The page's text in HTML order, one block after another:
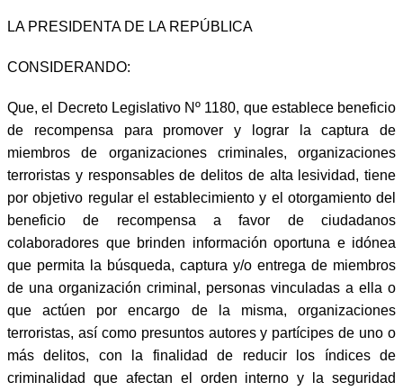
LA PRESIDENTA DE LA REPÚBLICA
CONSIDERANDO:
Que, el Decreto Legislativo Nº 1180, que establece beneficio
de recompensa para promover y lograr la captura de
miembros de organizaciones criminales, organizaciones
terroristas y responsables de delitos de alta lesividad, tiene
por objetivo regular el establecimiento y el otorgamiento del
beneficio de recompensa a favor de ciudadanos
colaboradores que brinden información oportuna e idónea
que permita la búsqueda, captura y/o entrega de miembros
de una organización criminal, personas vinculadas a ella o
que actúen por encargo de la misma, organizaciones
terroristas, así como presuntos autores y partícipes de uno o
más delitos, con la finalidad de reducir los índices de
criminalidad que afectan el orden interno y la seguridad